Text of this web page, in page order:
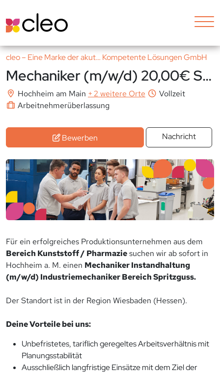
cleo – Eine Marke der akut… Kompetente Lösungen GmbH
Mechaniker (m/w/d) 20,00€ Stundenlohn
Hochheim am Main +2 weitere Orte
Vollzeit
Arbeitnehmerüberlassung
Bewerben Nachricht
Für ein erfolgreiches Produktionsunternehmen aus dem
Bereich Kunststoff / Pharmaziesuchen wir ab sofort in
Hochheim a. M. einen Mechaniker Instandhaltung
(m/w/d) Industriemechaniker Bereich Spritzguss.
Der Standort ist in der Region Wiesbaden (Hessen).
Deine Vorteile bei uns:
Unbefristetes, tariflich geregeltes Arbeitsverhältnis mit
Planungsstabilität
Ausschließlich langfristige Einsätze mit dem Ziel der